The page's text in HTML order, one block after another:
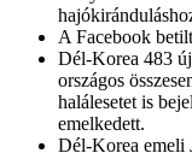
A Facebook
Dél-Korea 483
országos
halálesetet is
emelkedett.
Dél-Korea emeli